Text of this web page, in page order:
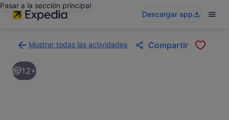
Pasar a la sección principal
Descargar app
Mostrar todas las actividades
a
la
página
Compartir
12+